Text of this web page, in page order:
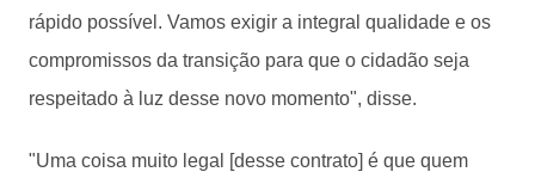
rápido possível. Vamos exigir a integral qualidade e os
compromissos da transição para que o cidadão seja
respeitado à luz desse novo momento", disse.
"Uma coisa muito legal [desse contrato] é que quem